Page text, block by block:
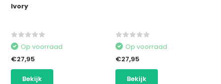
Ivory
Op voorraad
€27,95
Bekijk
Op voorraad
€27,95
Bekijk